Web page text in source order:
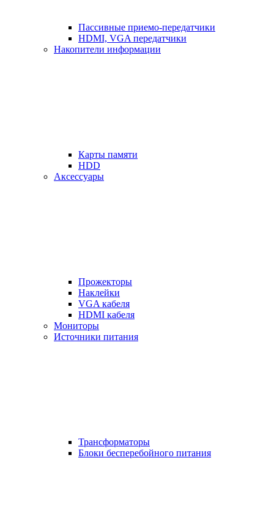
Пассивные приемо-передатчики
HDMI, VGA передатчики
Накопители информации
Карты памяти
HDD
Аксессуары
Прожекторы
Наклейки
VGA кабеля
HDMI кабеля
Мониторы
Источники питания
Трансформаторы
Блоки бесперебойного питания